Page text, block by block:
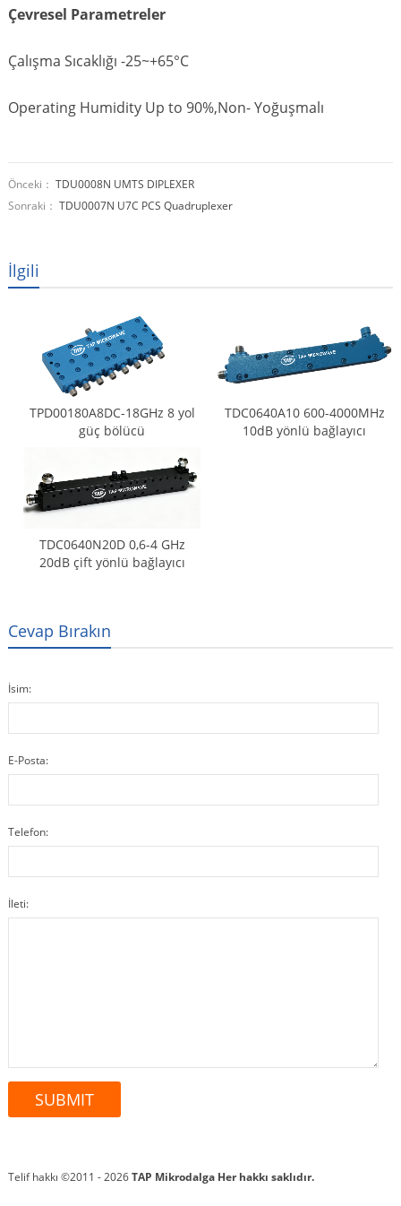
Çevresel Parametreler
Çalışma Sıcaklığı -25~+65°C
Operating Humidity Up to 90%,Non- Yoğuşmalı
Önceki： TDU0008N UMTS DIPLEXER
Sonraki： TDU0007N U7C PCS Quadruplexer
İlgili
TPD00180A8DC-18GHz 8 yol
güç bölücü
TDC0640A10 600-4000MHz
10dB yönlü bağlayıcı
TDC0640N20D 0,6-4 GHz
20dB çift yönlü bağlayıcı
Cevap Bırakın
İsim:
E-Posta:
Telefon:
İleti:
Telif hakkı ©2011 - 2026TAP MikrodalgaHer hakkı saklıdır.